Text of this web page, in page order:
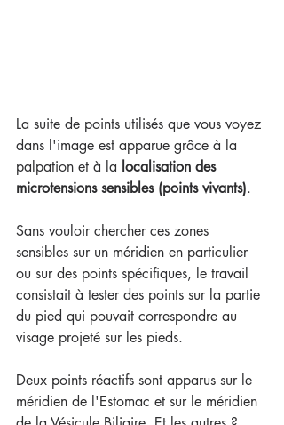
La suite de points utilisés que vous voyez
dans l'image est apparue grâce à la
palpation et à la localisation des
microtensions sensibles (points vivants).
Sans vouloir chercher ces zones
sensibles sur un méridien en particulier
ou sur des points spécifiques, le travail
consistait à tester des points sur la partie
du pied qui pouvait correspondre au
visage projeté sur les pieds.
Deux points réactifs sont apparus sur le
méridien de l'Estomac et sur le méridien